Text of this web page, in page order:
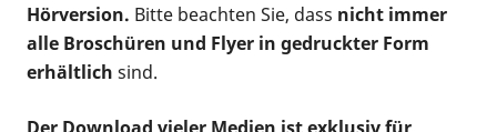
Hörversion. Bitte beachten Sie, dass nicht immer
alle Broschüren und Flyer in gedruckter Form
erhältlich sind.